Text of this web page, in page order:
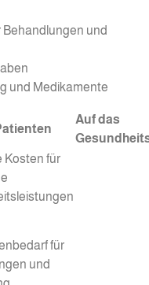
und
und Medikamente
Auf das
Kosten für
für
und